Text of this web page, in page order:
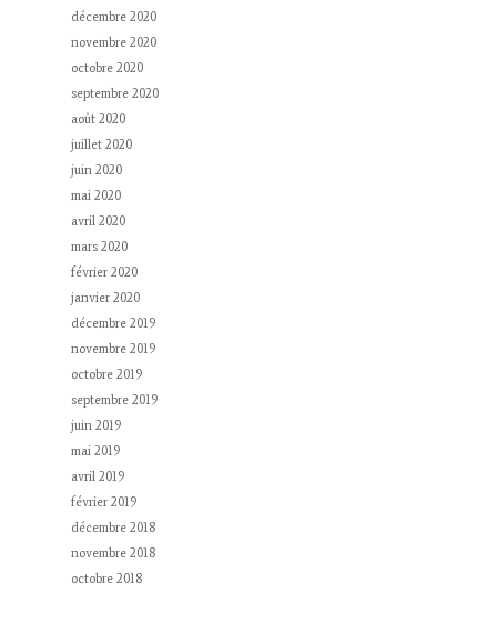
décembre 2020
novembre 2020
octobre 2020
septembre 2020
août 2020
juillet 2020
juin 2020
mai 2020
avril 2020
mars 2020
février 2020
janvier 2020
décembre 2019
novembre 2019
octobre 2019
septembre 2019
juin 2019
mai 2019
avril 2019
février 2019
décembre 2018
novembre 2018
octobre 2018